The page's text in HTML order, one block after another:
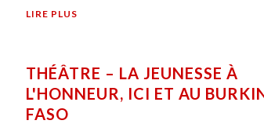
LIRE PLUS
THÉÂTRE – LA JEUNESSE À
L'HONNEUR, ICI ET AU
FASO